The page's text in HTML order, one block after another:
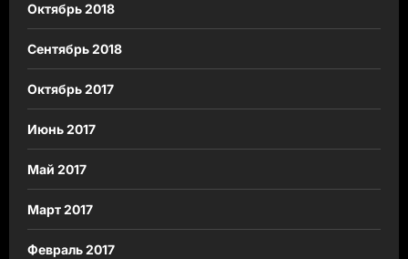
Октябрь 2018
Сентябрь 2018
Октябрь 2017
Июнь 2017
Май 2017
Март 2017
Февраль 2017